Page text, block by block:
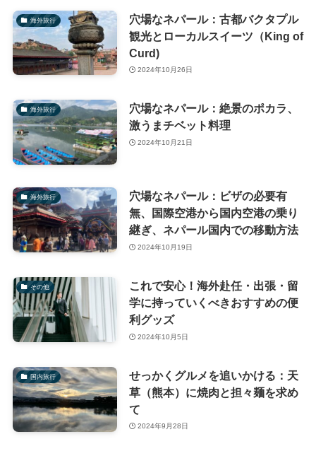
海外旅行
穴場なネパール：古都バクタプル
観光とローカルスイーツ（King of
Curd)
2024年10月26日
海外旅行
穴場なネパール：絶景のポカラ、
激うまチベット料理
2024年10月21日
海外旅行
穴場なネパール：ビザの必要有
無、国際空港から国内空港の乗り
継ぎ、ネパール国内での移動方法
2024年10月19日
その他
これで安心！海外赴任・出張・留
学に持っていくべきおすすめの便
利グッズ
2024年10月5日
国内旅行
せっかくグルメを追いかける：天
草（熊本）に焼肉と担々麺を求め
て
2024年9月28日